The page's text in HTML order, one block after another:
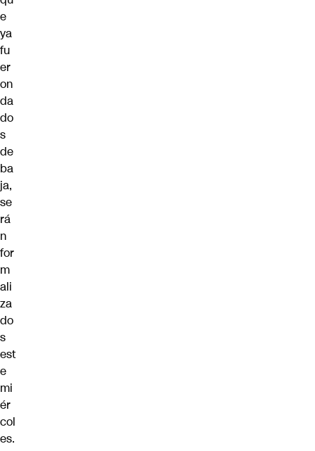
e
ya
fu
er
on
da
do
s
de
ba
ja,
se
rá
n
for
m
ali
za
do
s
est
e
mi
ér
col
es.